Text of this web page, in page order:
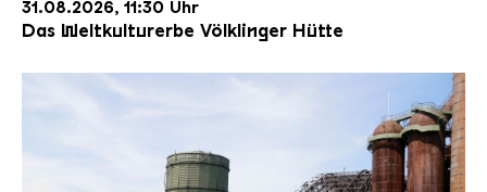
31.08.2026, 11:30 Uhr
Das Weltkulturerbe Völklinger Hütte